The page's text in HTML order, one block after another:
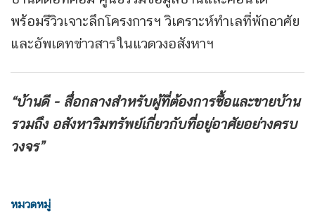
พร้อมรีวิวเจาะลึกโครงการฯ วิเคราะห์ทำเลที่พักอาศัย
และอัพเดทข่าวสารในแวดวงอสังหาฯ
“บ้านดี - สื่อกลางสำหรับผู้ที่ต้องการซื้อและขายบ้าน
รวมถึง อสังหาริมทรัพย์เกี่ยวกับที่อยู่อาศัยอย่างครบ
วงจร”
หมวดหมู่